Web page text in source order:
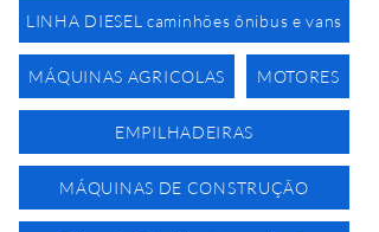
LINHA DIESEL caminhões ônibus e vans
MÁQUINAS AGRICOLAS MOTORES
EMPILHADEIRAS
MÁQUINAS DE CONSTRUÇÃO